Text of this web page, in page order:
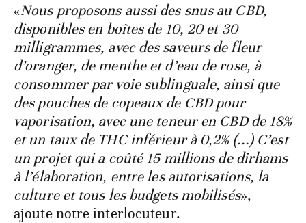
«Nous proposons aussi des snus au CBD,
disponibles en boîtes de 10, 20 et 30
milligrammes, avec des saveurs de fleur
d’oranger, de menthe et d’eau de rose, à
consommer par voie sublinguale, ainsi que
des pouches de copeaux de CBD pour
vaporisation, avec une teneur en CBD de 18%
et un taux de THC inférieur à 0,2% (...) C’est
un projet qui a coûté 15 millions de dirhams
à l’élaboration, entre les autorisations, la
culture et tous les budgets mobilisés»,
ajoute notre interlocuteur.